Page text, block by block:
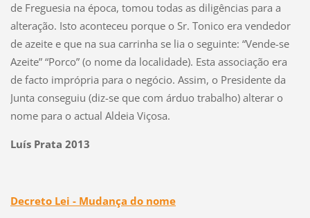
de Freguesia na época, tomou todas as diligências para a
alteração. Isto aconteceu porque o Sr. Tonico era vendedor
de azeite e que na sua carrinha se lia o seguinte: “Vende-se
Azeite” “Porco” (o nome da localidade). Esta associação era
de facto imprópria para o negócio. Assim, o Presidente da
Junta conseguiu (diz-se que com árduo trabalho) alterar o
nome para o actual Aldeia Viçosa.
Luís Prata 2013
Decreto Lei - Mudança do nome